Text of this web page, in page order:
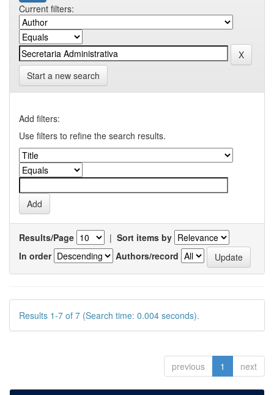
Current filters:
Start a new search
Add filters:
Use filters to refine the search results.
Results/Page | Sort items by
In order
Authors/record
Results 1-7 of 7 (Search time: 0.004 seconds).
previous 1 next